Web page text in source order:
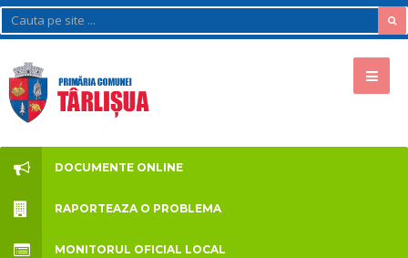
DOCUMENTE ONLINE
RAPORTEAZA O PROBLEMA
MONITORUL OFICIAL LOCAL